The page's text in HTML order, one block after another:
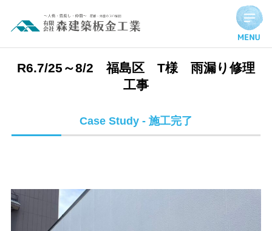
R6.7/25～8/2 福島区 T様 雨漏り修理工事 | 施工完了実績
R6.7/25～8/2 福島区 T様 雨漏り修理
工事
Case Study - 施工完了